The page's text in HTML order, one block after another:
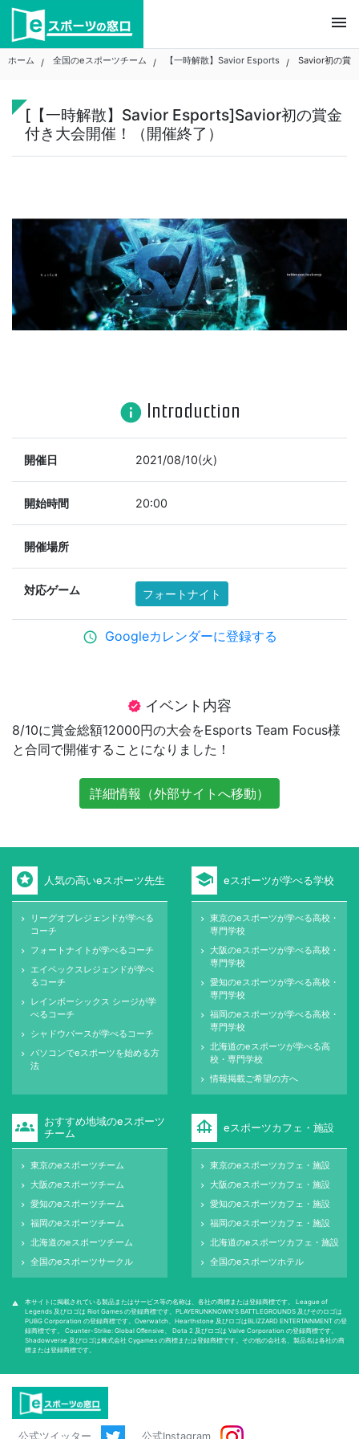
Skip
content
menu
ホーム 全国のeスポーツチーム 【一時解散】Savior Esports Savior初の賞
[【一時解散】Savior Esports]Savior初の賞金
付き大会開催！（開催終了）
info Introduction
開催日 2021/08/10(火)
開始時間 20:00
開催場所
対応ゲーム フォートナイト
schedule Googleカレンダーに登録する
verified イベント内容
8/10に賞金総額12000円の大会をEsports Team Focus様
と合同で開催することになりました！
詳細情報（外部サイトへ移動）
stars 人気の高いeスポーツ先生
keyboard_arrow_right
リーグオブレジェンドが学べる
コーチ
keyboard_arrow_right フォートナイトが学べるコーチ
keyboard_arrow_right
エイペックスレジェンドが学べ
るコーチ
keyboard_arrow_right
レインボーシックス シージが学
べるコーチ
keyboard_arrow_right シャドウバースが学べるコーチ
keyboard_arrow_right
パソコンでeスポーツを始める方
法
school eスポーツが学べる学校
keyboard_arrow_right
東京のeスポーツが学べる高校・
専門学校
keyboard_arrow_right
大阪のeスポーツが学べる高校・
専門学校
keyboard_arrow_right
愛知のeスポーツが学べる高校・
専門学校
keyboard_arrow_right
福岡のeスポーツが学べる高校・
専門学校
keyboard_arrow_right
北海道のeスポーツが学べる高
校・専門学校
keyboard_arrow_right 情報掲載ご希望の方へ
groups
おすすめ地域のeスポーツ
チーム
keyboard_arrow_right 東京のeスポーツチーム
keyboard_arrow_right 大阪のeスポーツチーム
keyboard_arrow_right 愛知のeスポーツチーム
keyboard_arrow_right 福岡のeスポーツチーム
keyboard_arrow_right 北海道のeスポーツチーム
keyboard_arrow_right 全国のeスポーツサークル
foundation eスポーツカフェ・施設
keyboard_arrow_right 東京のeスポーツカフェ・施設
keyboard_arrow_right 大阪のeスポーツカフェ・施設
keyboard_arrow_right 愛知のeスポーツカフェ・施設
keyboard_arrow_right 福岡のeスポーツカフェ・施設
keyboard_arrow_right 北海道のeスポーツカフェ・施設
keyboard_arrow_right 全国のeスポーツホテル
warning
本サイトに掲載されている製品またはサービス等の名称は、各社の商標または登録商標です。 League of
Legends 及びロゴは Riot Games の登録商標です。PLAYERUNKNOWN'S BATTLEGROUNDS 及びそのロゴは
PUBG Corporation の登録商標です。Overwatch、Hearthstone 及びロゴはBLIZZARD ENTERTAINMENT の登
録商標です。 Counter-Strike: Global Oﬀensive、 Dota 2 及びロゴは Valve Corporation の登録商標です。
Shadowverse 及びロゴは株式会社 Cygames の商標または登録商標です。その他の会社名、製品名は各社の商
標または登録商標です。
公式ツイッター 公式Instagram